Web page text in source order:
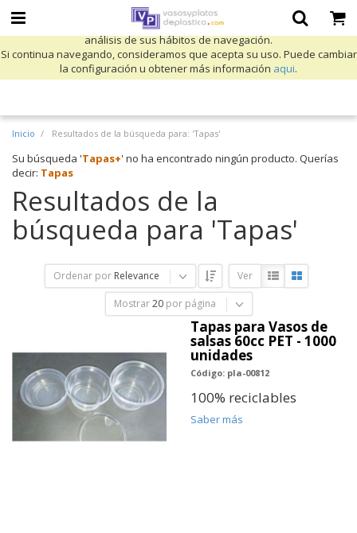
Utilizamos cookies propias y de terceros para mejorar nuestros servicios
y mostrarle publicidad relacionada con sus preferencias mediante el
análisis de sus hábitos de navegación.
Si continua navegando, consideramos que acepta su uso. Puede cambiar
la configuración u obtener más información aqui.
Inicio Resultados de la búsqueda para: 'Tapas'
Su búsqueda 'Tapas+' no ha encontrado ningún producto. Querías
decir: Tapas
Resultados de la
búsqueda para 'Tapas'
Ordenar por Relevance Ver
Mostrar 20 por página
Tapas para Vasos de
salsas 60cc PET - 1000
unidades
Código: pla-00812
100% reciclables
Saber más